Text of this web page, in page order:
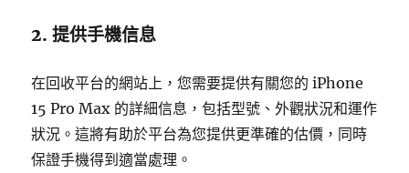
2. 提供手機信息
在回收平台的網站上，您需要提供有關您的 iPhone
15 Pro Max 的詳細信息，包括型號、外觀狀況和運作
狀況。這將有助於平台為您提供更準確的估價，同時
保證手機得到適當處理。